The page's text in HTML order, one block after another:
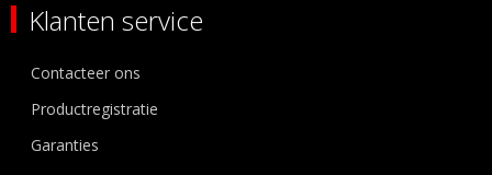
Klanten service
Contacteer ons
Productregistratie
Garanties